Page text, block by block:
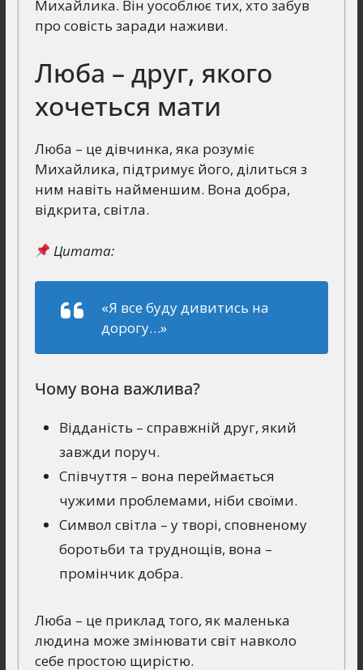
Михайлика. Він уособлює тих, хто забув
про совість заради наживи.
Люба – друг, якого
хочеться мати
Люба – це дівчинка, яка розуміє
Михайлика, підтримує його, ділиться з
ним навіть найменшим. Вона добра,
відкрита, світла.
Цитата:
«Я все буду дивитись на
дорогу…»
Чому вона важлива?
Відданість – справжній друг, який
завжди поруч.
Співчуття – вона переймається
чужими проблемами, ніби своїми.
Символ світла – у творі, сповненому
боротьби та труднощів, вона –
промінчик добра.
Люба – це приклад того, як маленька
людина може змінювати світ навколо
себе простою щирістю.